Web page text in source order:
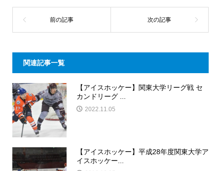
関連記事一覧
【アイスホッケー】関東大学リーグ戦 セ
カンドリーグ ...
2022.11.05
【アイスホッケー】平成28年度関東大学ア
イスホッケー...